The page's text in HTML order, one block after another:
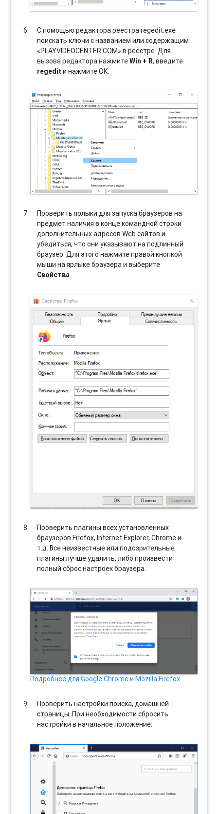
С помощью редактора реестра regedit.exe
поискать ключи с названием или содержащим
«PLAYVIDEOCENTER.COM» в реестре. Для
вызова редактора нажмитеWin + R, введите
regedit и нажмите ОК.
Проверить ярлыки для запуска браузеров на
предмет наличия в конце командной строки
дополнительных адресов Web сайтов и
убедиться, что они указывают на подлинный
браузер. Для этого нажмите правой кнопкой
мыши на ярлыке браузера и выберите
Свойства.
Проверить плагины всех установленных
браузеров Firefox, Internet Explorer, Chrome и
т.д. Все неизвестные или подозрительные
плагины лучше удалить, либо произвести
полный сброс настроек браузера.
Подробнее для Google Chrome и Mozilla Firefox…
Проверить настройки поиска, домашней
страницы. При необходимости сбросить
настройки в начальное положение.